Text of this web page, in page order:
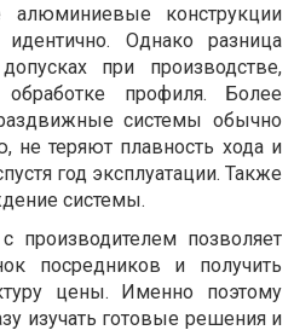
конструкции
Однако разница
при производстве,
обработке профиля. Более
системы обычно
не теряют плавность хода и
год эксплуатации. Также
системы.
производителем позволяет
посредников и получить
цены. Именно поэтому
изучать готовые решения и